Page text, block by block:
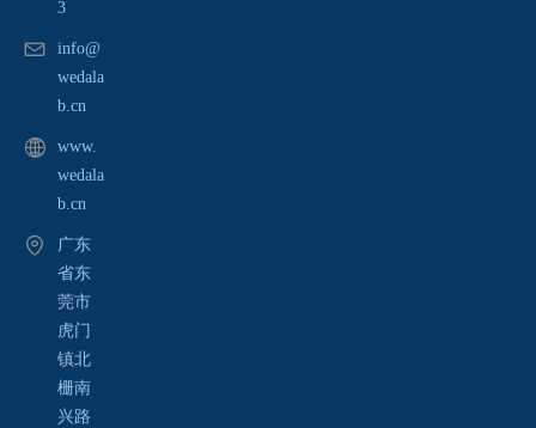
3
info@
wedala
b.cn
www.
wedala
b.cn
广东
省东
莞市
虎门
镇北
栅南
兴路